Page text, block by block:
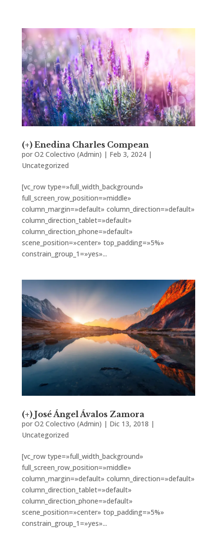
(+) Enedina Charles Compean
por O2 Colectivo (Admin) | Feb 3, 2024|
Uncategorized
[vc_row type=»full_width_background»
full_screen_row_position=»middle»
column_margin=»default» column_direction=»default»
column_direction_tablet=»default»
column_direction_phone=»default»
scene_position=»center» top_padding=»5%»
constrain_group_1=»yes»...
(+) José Ángel Ávalos Zamora
por O2 Colectivo (Admin) | Dic 13, 2018 |
Uncategorized
[vc_row type=»full_width_background»
full_screen_row_position=»middle»
column_margin=»default» column_direction=»default»
column_direction_tablet=»default»
column_direction_phone=»default»
scene_position=»center» top_padding=»5%»
constrain_group_1=»yes»...